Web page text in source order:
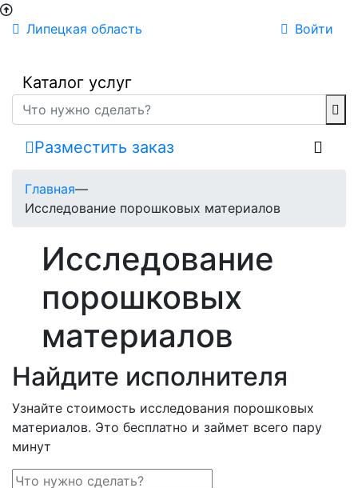
Липецкая область Войти
Каталог услуг
Разместить заказ
Главная—
Исследование порошковых материалов
Исследование
порошковых
материалов
Найдите исполнителя
Узнайте стоимость исследования порошковых
материалов. Это бесплатно и займет всего пару
минут